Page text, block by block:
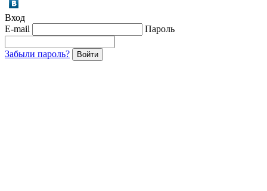
Вход
E-mail
Пароль
Забыли пароль? Войти